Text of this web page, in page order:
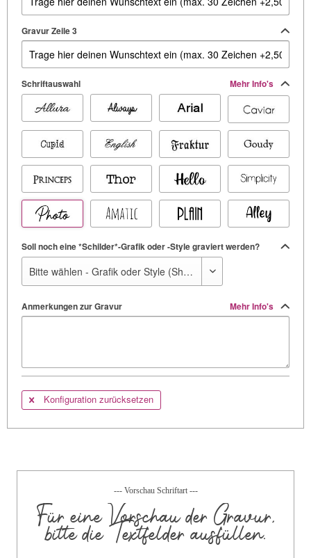
Gravur Zeile 3
Schriftauswahl Mehr Info's
Soll noch eine *Schilder*-Grafik oder -Style graviert werden?
Anmerkungen zur Gravur Mehr Info's
Konfiguration zurücksetzen
--- Vorschau Schriftart ---
Für eine Vorschau der Gravur,
bitte die Textfelder ausfüllen.